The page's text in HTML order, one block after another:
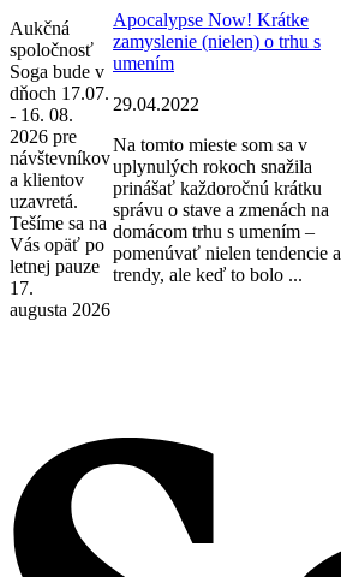
Aukčná
spoločnosť
Soga bude v
dňoch 17.07.
- 16. 08.
2026 pre
návštevníkov
a klientov
uzavretá.
Tešíme sa na
Vás opäť po
letnej pauze
17.
augusta 2026
Apocalypse Now! Krátke
zamyslenie (nielen) o trhu s
umením
29.04.2022
Na tomto mieste som sa v
uplynulých rokoch snažila
prinášať každoročnú krátku
správu o stave a zmenách na
domácom trhu s umením –
pomenúvať nielen tendencie a
trendy, ale keď to bolo ...